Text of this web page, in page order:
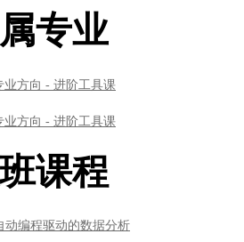
专业
业方向 - 进阶工具课
业方向 - 进阶工具课
课程
动编程驱动的数据分析